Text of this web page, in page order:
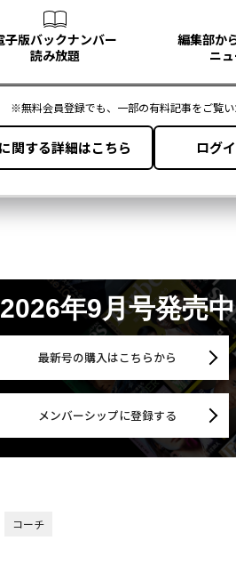
2026年9月号発売中
最新号の購入はこちらから
メンバーシップに登録する
コーチ